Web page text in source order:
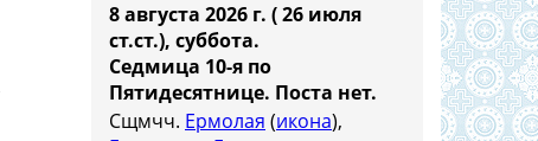
8 августа 2026 г. ( 26 июля
ст.ст.), суббота.
Седмица 10-я по
Пятидесятнице. Поста нет.
Сщмчч. Ермолая (икона),